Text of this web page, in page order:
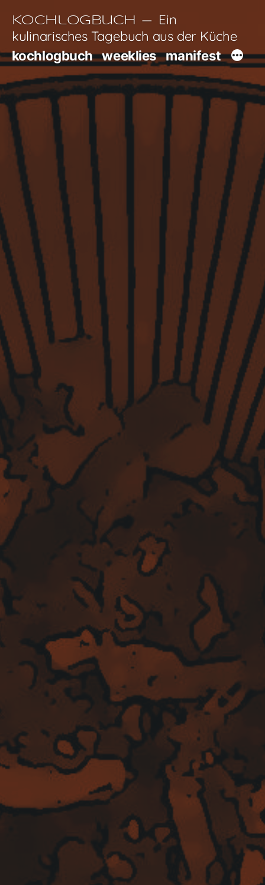
Inhalt
springen
Kochlogbuch
Ein
kulinarisches Tagebuch aus der Küche
kochlogbuch weeklies manifest